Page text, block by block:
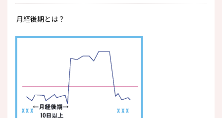
月経後期とは？